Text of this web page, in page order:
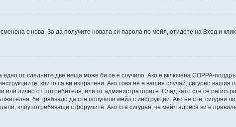
с нова. За да получите новата си парола по мейл, отидете на Вход и
от следните две неща може би се е случило. Ако е включена COPPA-
които са ви изпратени. Ако това не е вашия случай, сигурно
или лично от потребителя, или от администраторите. След като сте се
би трябвало да сте получили мейл с инструкции. Ако не сте, сигурни
злоупотребяващи с форумите. Ако сте сигурен, че мейл адреса ви е